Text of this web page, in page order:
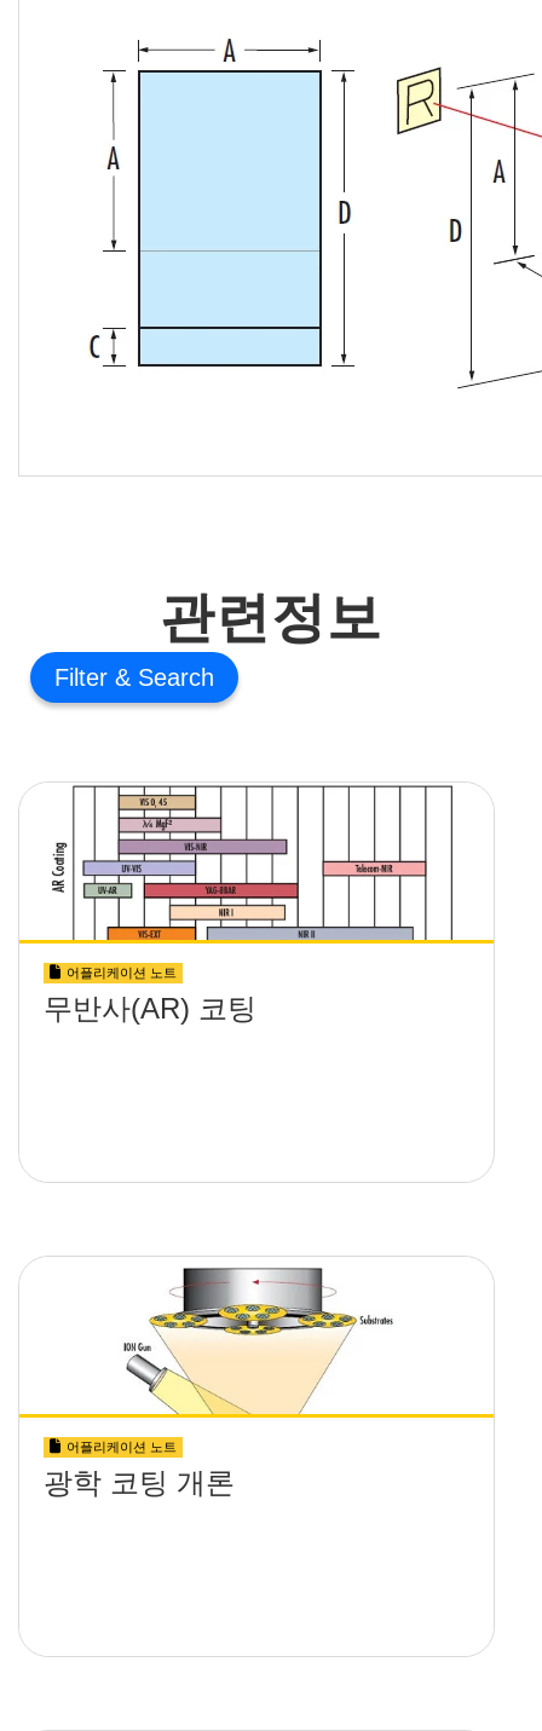
관련정보
Filter
어플리케이션 노트
무반사(AR) 코팅
어플리케이션 노트
광학 코팅 개론